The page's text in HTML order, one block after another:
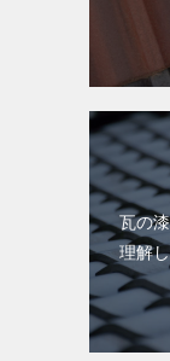
瓦の
理解